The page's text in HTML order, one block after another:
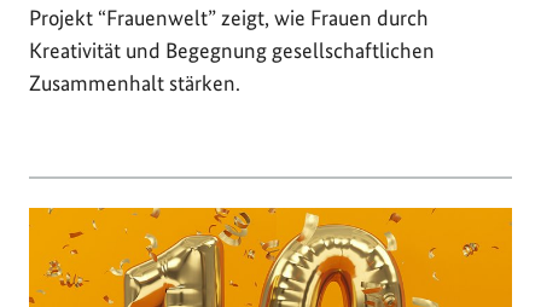
Projekt “Frauenwelt” zeigt, wie Frauen durch
Kreativität und Begegnung gesellschaftlichen
Zusammenhalt stärken.